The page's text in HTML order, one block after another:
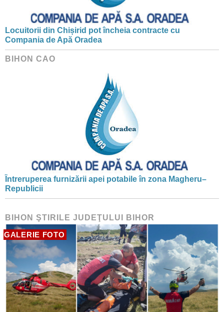
Locuitorii din Chișirid pot încheia contracte cu
Compania de Apă Oradea
BIHON CAO
Întreruperea furnizării apei potabile în zona Magheru–
Republicii
BIHON ŞTIRILE JUDEŢULUI BIHOR
GALERIE FOTO